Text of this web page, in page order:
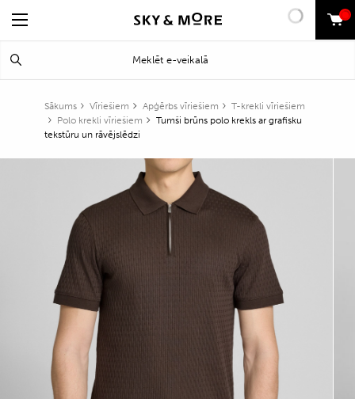
0
Sākums Vīriešiem Apģērbs vīriešiem
T-krekli vīriešiem
Polo krekli vīriešiem
Tumši brūns polo krekls ar grafisku
tekstūru un rāvējslēdzi